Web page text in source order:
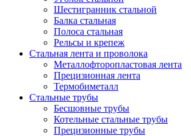
Шестигранник стальной
Балка стальная
Полоса стальная
Рельсы и крепеж
Стальная лента и проволока
Металлофторопластовая лента
Прецизионная лента
Термобиметалл
Стальные трубы
Бесшовные трубы
Котельные стальные трубы
Прецизионные трубы